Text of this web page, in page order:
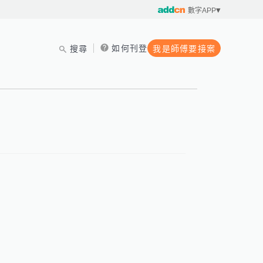
數字APP
搜尋 如何刊登 我是師傅要接案